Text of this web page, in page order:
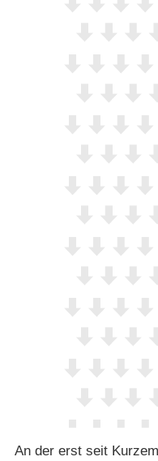
An der erst seit